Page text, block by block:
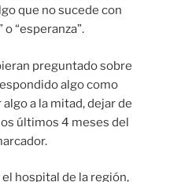
que no sucede con
“esperanza”.
preguntado sobre
algo como
algo a la mitad, dejar de
últimos 4 meses del
hospital de la región,